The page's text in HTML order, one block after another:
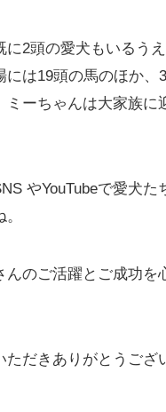
に2頭の愛犬もいるう
には19頭の馬のほか、
ミーちゃんは大家族に
やYouTubeで愛犬た
んのご活躍とご成功を
だきありがとうござ